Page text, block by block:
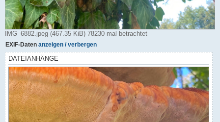
IMG_6882.jpeg (467.35 KiB) 78230 mal betrachtet
EXIF-Daten anzeigen / verbergen
DATEIANHÄNGE